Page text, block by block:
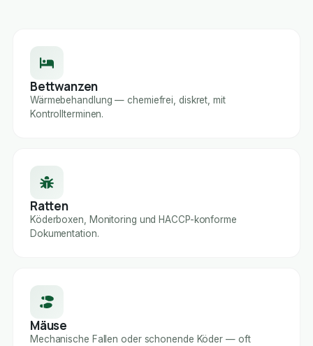
Bettwanzen
Wärmebehandlung — chemiefrei, diskret, mit
Kontrollterminen.
Ratten
Köderboxen, Monitoring und HACCP-konforme
Dokumentation.
Mäuse
Mechanische Fallen oder schonende Köder — oft